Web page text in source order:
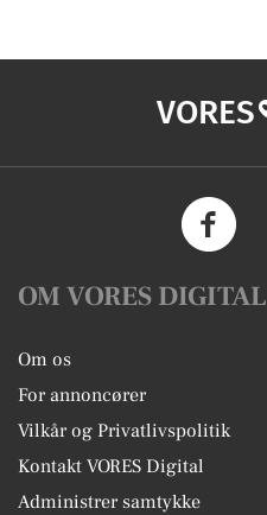
VORES
OM VORES DIGITAL
Om os
For annoncører
Vilkår og Privatlivspolitik
Kontakt VORES Digital
Administrer samtykke